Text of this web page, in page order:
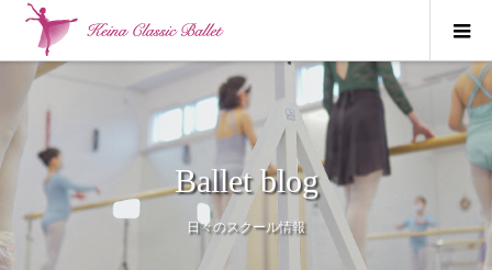
Ballet blog
日々のスクール情報